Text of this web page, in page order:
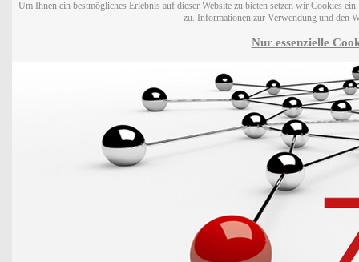
Um Ihnen ein bestmögliches Erlebnis auf dieser Website zu bieten setzen wir Cookies
zu. Informationen zur Verwendung und den
Nur essenzielle